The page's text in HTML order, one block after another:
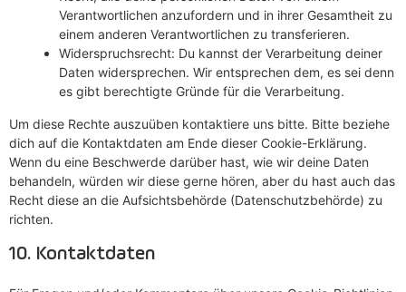
Verantwortlichen anzufordern und in ihrer Gesamtheit zu
einem anderen Verantwortlichen zu transferieren.
Widerspruchsrecht: Du kannst der Verarbeitung deiner
Daten widersprechen. Wir entsprechen dem, es sei denn
es gibt berechtigte Gründe für die Verarbeitung.
Um diese Rechte auszuüben kontaktiere uns bitte. Bitte beziehe
dich auf die Kontaktdaten am Ende dieser Cookie-Erklärung.
Wenn du eine Beschwerde darüber hast, wie wir deine Daten
behandeln, würden wir diese gerne hören, aber du hast auch das
Recht diese an die Aufsichtsbehörde (Datenschutzbehörde) zu
richten.
10. Kontaktdaten